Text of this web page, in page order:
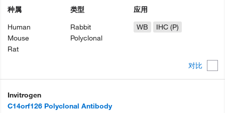
对比
种属
Human
Mouse
Rat
类型
Rabbit
Polyclonal
应用
WB
IHC (P)
Invitrogen
C14orf126 Polyclonal Antibody